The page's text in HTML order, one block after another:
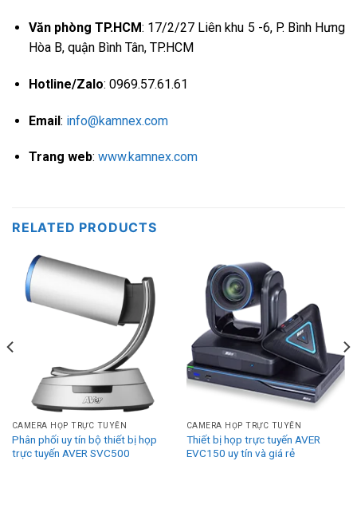
Văn phòng TP.HCM: 17/2/27 Liên khu 5 -6, P. Bình Hưng
Hòa B, quận Bình Tân, TP.HCM
Hotline/Zalo: 0969.57.61.61
Email: info@kamnex.com
Trang web: www.kamnex.com
RELATED PRODUCTS
CAMERA HỌP TRỰC TUYẾN
Phân phối uy tín bộ thiết bị họp
trực tuyến AVER SVC500
CAMERA HỌP TRỰC TUYẾN
Thiết bị họp trực tuyến AVER
EVC150 uy tín và giá rẻ